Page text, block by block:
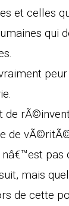
et celles
qui
de
de
pas
mais
de cette